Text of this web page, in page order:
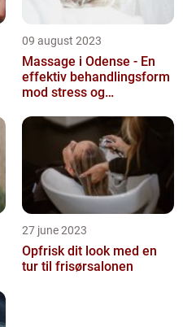
09 august 2023
Massage i Odense - En
effektiv behandlingsform
mod stress og
27 june 2023
Opfrisk dit look med en
tur til frisørsalonen